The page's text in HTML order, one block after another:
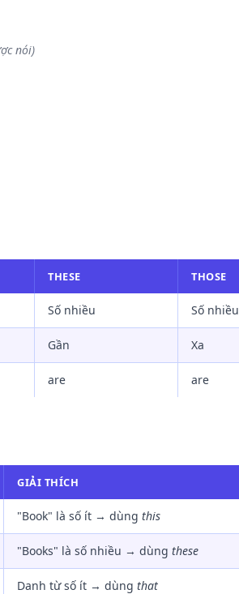
nói)
THESE THOSE
Số nhiều Số nhiều
Gần Xa
are are
GIẢI THÍCH
"Book" là số ít → dùng this
"Books" là số nhiều → dùng these
Danh từ số ít → dùng that